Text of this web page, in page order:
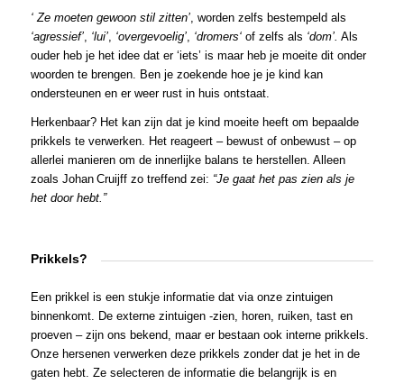
‘ Ze moeten gewoon stil zitten’, worden zelfs bestempeld als
‘agressief’, ‘lui’, ‘overgevoelig’, ‘dromers‘of zelfs als ‘dom’. Als
ouder heb je het idee dat er ‘iets’ is maar heb je moeite dit onder
woorden te brengen. Ben je zoekende hoe je je kind kan
ondersteunen en er weer rust in huis ontstaat.
Herkenbaar? Het kan zijn dat je kind moeite heeft om bepaalde
prikkels te verwerken. Het reageert – bewust of onbewust – op
allerlei manieren om de innerlijke balans te herstellen. Alleen
zoals Johan Cruijff zo treffend zei: “Je gaat het pas zien als je
het door hebt.”
Prikkels?
Een prikkel is een stukje informatie dat via onze zintuigen
binnenkomt. De externe zintuigen -zien, horen, ruiken, tast en
proeven – zijn ons bekend, maar er bestaan ook interne prikkels.
Onze hersenen verwerken deze prikkels zonder dat je het in de
gaten hebt. Ze selecteren de informatie die belangrijk is en